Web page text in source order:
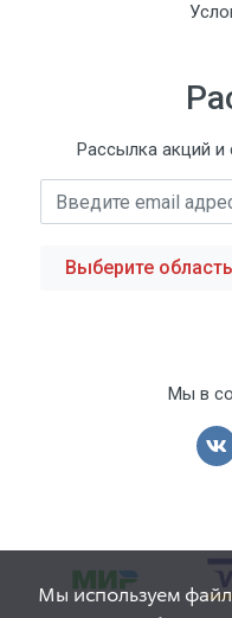
Рассылка акций и
Выберите
Мы в
Мы используем